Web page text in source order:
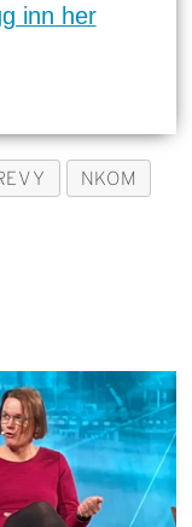
inn her
NKOM